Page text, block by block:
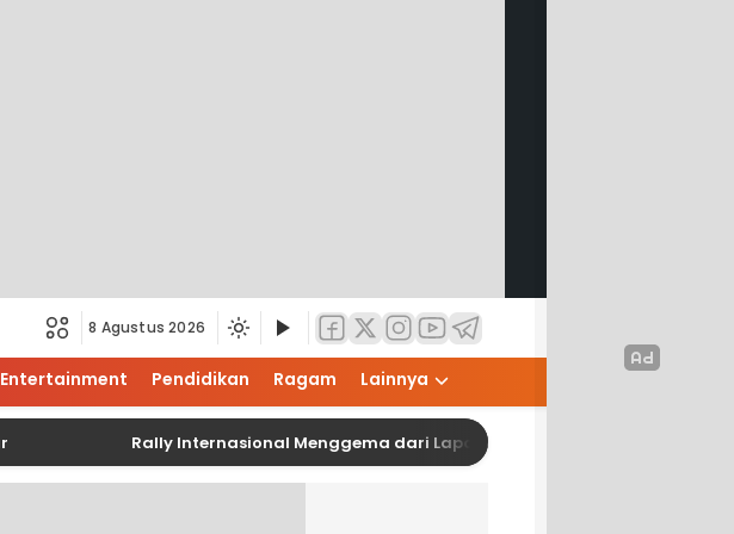
8 Agustus 2026
Entertainment Pendidikan Ragam Lainnya
Rally Internasional Menggema dari Lapangan Adam Malik, Wakil Wali Kota